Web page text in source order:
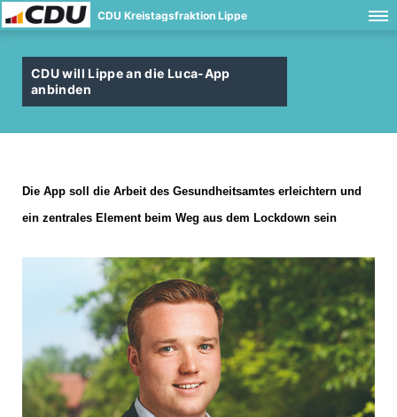
CDU Kreistagsfraktion Lippe
CDU will Lippe an die Luca-App
anbinden
Die App soll die Arbeit des Gesundheitsamtes erleichtern und
ein zentrales Element beim Weg aus dem Lockdown sein